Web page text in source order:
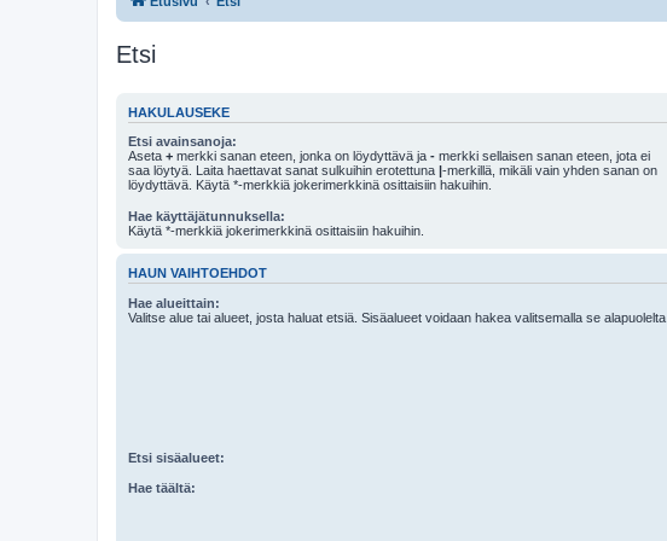
Etsi
HAKULAUSEKE
Etsi avainsanoja:
Aseta + merkki sanan eteen, jonka on löydyttävä ja - merkki sellaisen sanan eteen, jota ei
saa löytyä. Laita haettavat sanat sulkuihin erotettuna |-merkillä, mikäli vain yhden sanan on
löydyttävä. Käytä *-merkkiä jokerimerkkinä osittaisiin hakuihin.
Hae käyttäjätunnuksella:
Käytä *-merkkiä jokerimerkkinä osittaisiin hakuihin.
HAUN VAIHTOEHDOT
Hae alueittain:
Valitse alue tai alueet, josta haluat etsiä. Sisäalueet voidaan hakea valitsemalla se alapuolelta.
Etsi sisäalueet:
Hae täältä: